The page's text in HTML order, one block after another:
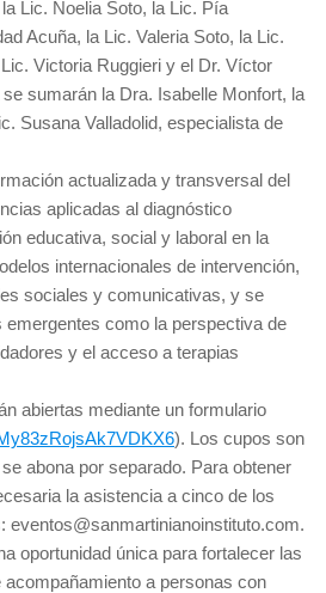
Lic. Noelia Soto, la Lic. Pía
Acuña, la Lic. Valeria Soto, la Lic.
Victoria Ruggieri y el Dr. Víctor
sumarán la Dra. Isabelle Monfort, la
Susana Valladolid, especialista de
actualizada y transversal del
aplicadas al diagnóstico
educativa, social y laboral en la
internacionales de intervención,
sociales y comunicativas, y se
emergentes como la perspectiva de
y el acceso a terapias
abiertas mediante un formulario
). Los cupos son
abona por separado. Para obtener
la asistencia a cinco de los
eventos@sanmartinianoinstituto.com.
oportunidad única para fortalecer las
a personas con